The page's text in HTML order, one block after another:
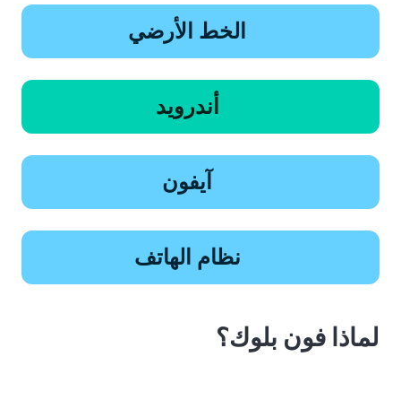
الخط الأرضي
أندرويد
آيفون
نظام الهاتف
لماذا فون بلوك؟